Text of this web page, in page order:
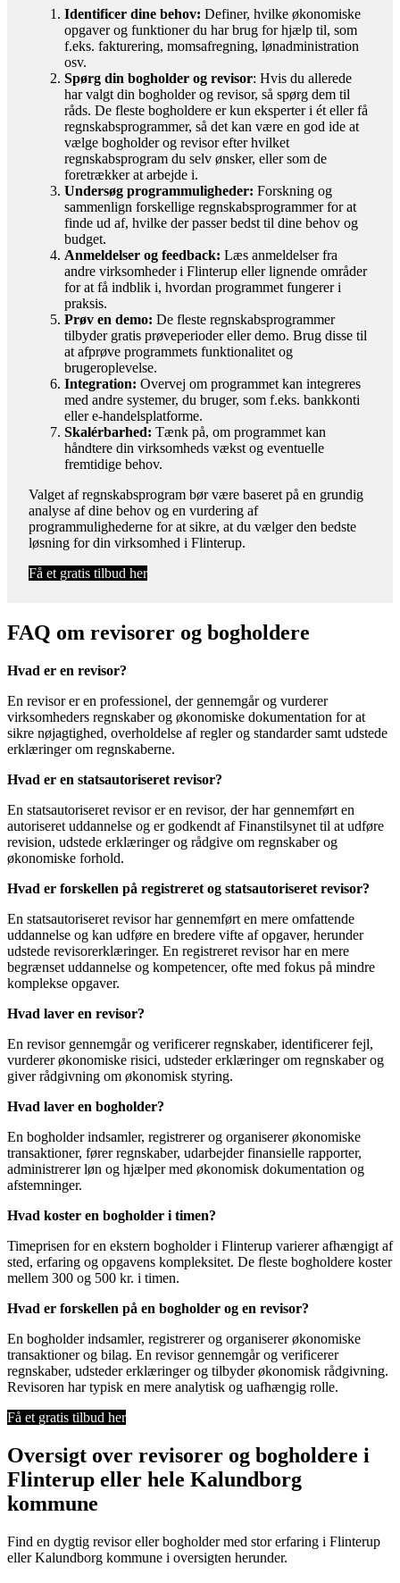
Identificer dine behov: Definer, hvilke økonomiske
opgaver og funktioner du har brug for hjælp til, som
f.eks. fakturering, momsafregning, lønadministration
osv.
Spørg din bogholder og revisor: Hvis du allerede
har valgt din bogholder og revisor, så spørg dem til
råds. De fleste bogholdere er kun eksperter i ét eller få
regnskabsprogrammer, så det kan være en god ide at
vælge bogholder og revisor efter hvilket
regnskabsprogram du selv ønsker, eller som de
foretrækker at arbejde i.
Undersøg programmuligheder: Forskning og
sammenlign forskellige regnskabsprogrammer for at
finde ud af, hvilke der passer bedst til dine behov og
budget.
Anmeldelser og feedback: Læs anmeldelser fra
andre virksomheder i Flinterup eller lignende områder
for at få indblik i, hvordan programmet fungerer i
praksis.
Prøv en demo: De fleste regnskabsprogrammer
tilbyder gratis prøveperioder eller demo. Brug disse til
at afprøve programmets funktionalitet og
brugeroplevelse.
Integration: Overvej om programmet kan integreres
med andre systemer, du bruger, som f.eks. bankkonti
eller e-handelsplatforme.
Skalérbarhed: Tænk på, om programmet kan
håndtere din virksomheds vækst og eventuelle
fremtidige behov.
Valget af regnskabsprogram bør være baseret på en grundig
analyse af dine behov og en vurdering af
programmulighederne for at sikre, at du vælger den bedste
løsning for din virksomhed i Flinterup.
Få et gratis tilbud her
FAQ om revisorer og bogholdere
Hvad er en revisor?
En revisor er en professionel, der gennemgår og vurderer
virksomheders regnskaber og økonomiske dokumentation for at
sikre nøjagtighed, overholdelse af regler og standarder samt udstede
erklæringer om regnskaberne.
Hvad er en statsautoriseret revisor?
En statsautoriseret revisor er en revisor, der har gennemført en
autoriseret uddannelse og er godkendt af Finanstilsynet til at udføre
revision, udstede erklæringer og rådgive om regnskaber og
økonomiske forhold.
Hvad er forskellen på registreret og statsautoriseret revisor?
En statsautoriseret revisor har gennemført en mere omfattende
uddannelse og kan udføre en bredere vifte af opgaver, herunder
udstede revisorerklæringer. En registreret revisor har en mere
begrænset uddannelse og kompetencer, ofte med fokus på mindre
komplekse opgaver.
Hvad laver en revisor?
En revisor gennemgår og verificerer regnskaber, identificerer fejl,
vurderer økonomiske risici, udsteder erklæringer om regnskaber og
giver rådgivning om økonomisk styring.
Hvad laver en bogholder?
En bogholder indsamler, registrerer og organiserer økonomiske
transaktioner, fører regnskaber, udarbejder finansielle rapporter,
administrerer løn og hjælper med økonomisk dokumentation og
afstemninger.
Hvad koster en bogholder i timen?
Timeprisen for en ekstern bogholder i Flinterup varierer afhængigt af
sted, erfaring og opgavens kompleksitet. De fleste bogholdere koster
mellem 300 og 500 kr. i timen.
Hvad er forskellen på en bogholder og en revisor?
En bogholder indsamler, registrerer og organiserer økonomiske
transaktioner og bilag. En revisor gennemgår og verificerer
regnskaber, udsteder erklæringer og tilbyder økonomisk rådgivning.
Revisoren har typisk en mere analytisk og uafhængig rolle.
Få et gratis tilbud her
Oversigt over revisorer og bogholdere i
Flinterup eller hele Kalundborg
kommune
Find en dygtig revisor eller bogholder med stor erfaring i Flinterup
eller Kalundborg kommune i oversigten herunder.